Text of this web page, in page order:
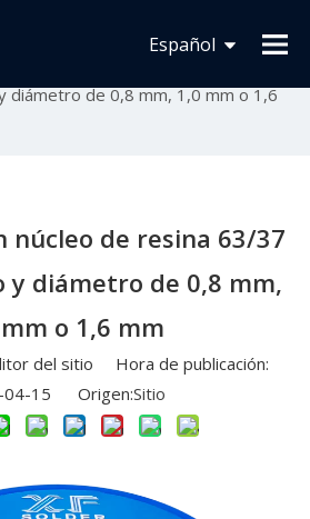
Español
Français
Soldadura con núcleo de resina
diámetro de 0,8 mm, 1,0 mm o 1,6
núcleo de resina 63/37
y diámetro de 0,8 mm,
o 1,6 mm
del sitio Hora de publicación:
04-15 Origen:Sitio